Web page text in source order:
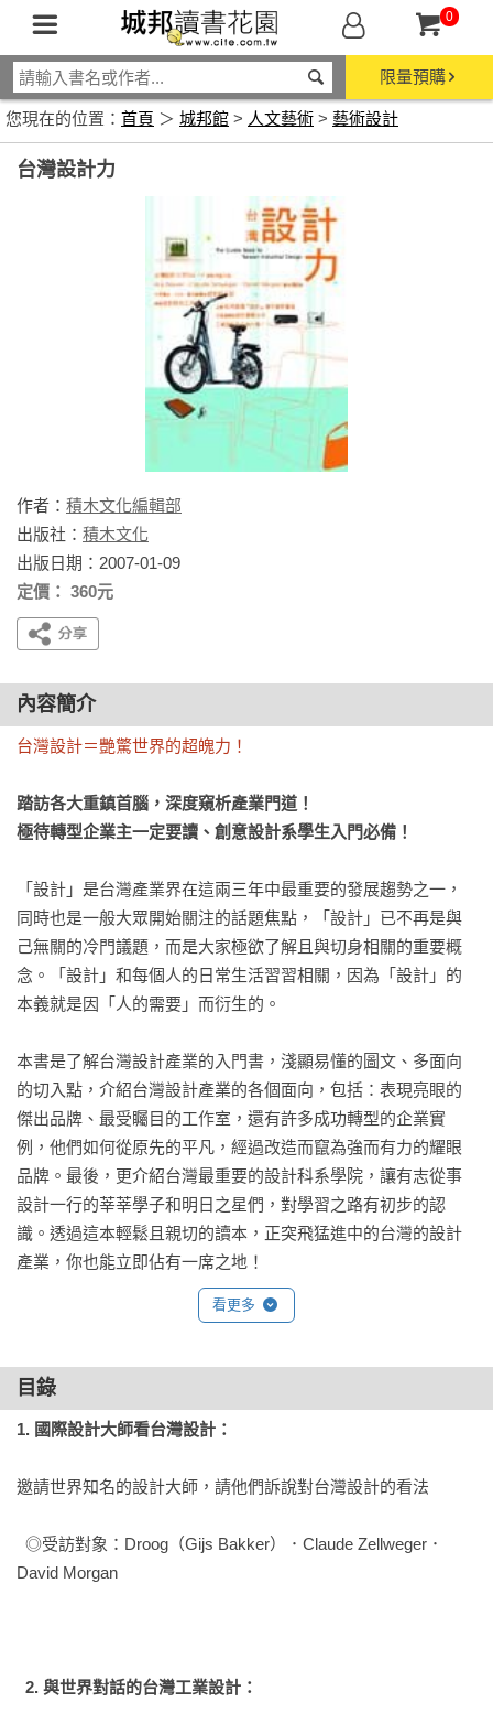
0
限量預購
您現在的位置： 首頁 ＞ 城邦館 > 人文藝術 > 藝術設計
台灣設計力
作者： 積木文化編輯部
出版社： 積木文化
出版日期：2007-01-09
定價： 360元
內容簡介
台灣設計＝艷驚世界的超魄力！
踏訪各大重鎮首腦，深度窺析產業門道！
極待轉型企業主一定要讀、創意設計系學生入門必備！
「設計」是台灣產業界在這兩三年中最重要的發展趨勢之一，
同時也是一般大眾開始關注的話題焦點，「設計」已不再是與
己無關的冷門議題，而是大家極欲了解且與切身相關的重要概
念。「設計」和每個人的日常生活習習相關，因為「設計」的
本義就是因「人的需要」而衍生的。
本書是了解台灣設計產業的入門書，淺顯易懂的圖文、多面向
的切入點，介紹台灣設計產業的各個面向，包括：表現亮眼的
傑出品牌、最受矚目的工作室，還有許多成功轉型的企業實
例，他們如何從原先的平凡，經過改造而竄為強而有力的耀眼
品牌。最後，更介紹台灣最重要的設計科系學院，讓有志從事
設計一行的莘莘學子和明日之星們，對學習之路有初步的認
識。透過這本輕鬆且親切的讀本，正突飛猛進中的台灣的設計
產業，你也能立即佔有一席之地！
看更多
目錄
1. 國際設計大師看台灣設計：
邀請世界知名的設計大師，請他們訴說對台灣設計的看法
David Morgan
2. 與世界對話的台灣工業設計：